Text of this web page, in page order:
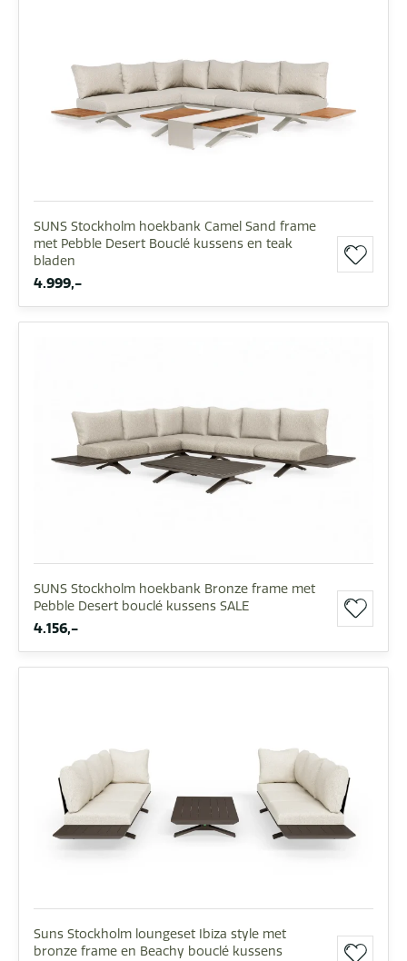
SUNS Stockholm hoekbank Camel Sand frame
met Pebble Desert Bouclé kussens en teak
bladen
4.999,-
SUNS Stockholm hoekbank Bronze frame met
Pebble Desert bouclé kussens SALE
4.156,-
Suns Stockholm loungeset Ibiza style met
bronze frame en Beachy bouclé kussens